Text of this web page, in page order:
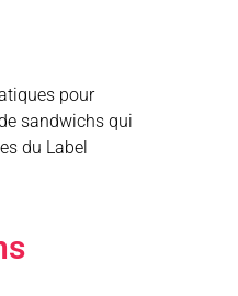
pour
sandwichs qui
du Label